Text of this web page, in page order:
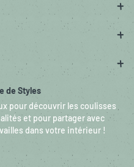
de Styles
pour découvrir les coulisses
et pour partager avec
dans votre intérieur !